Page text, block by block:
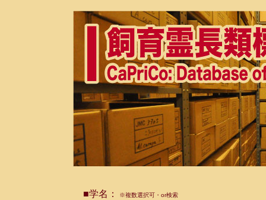
■学名： ※複数選択可・or検索